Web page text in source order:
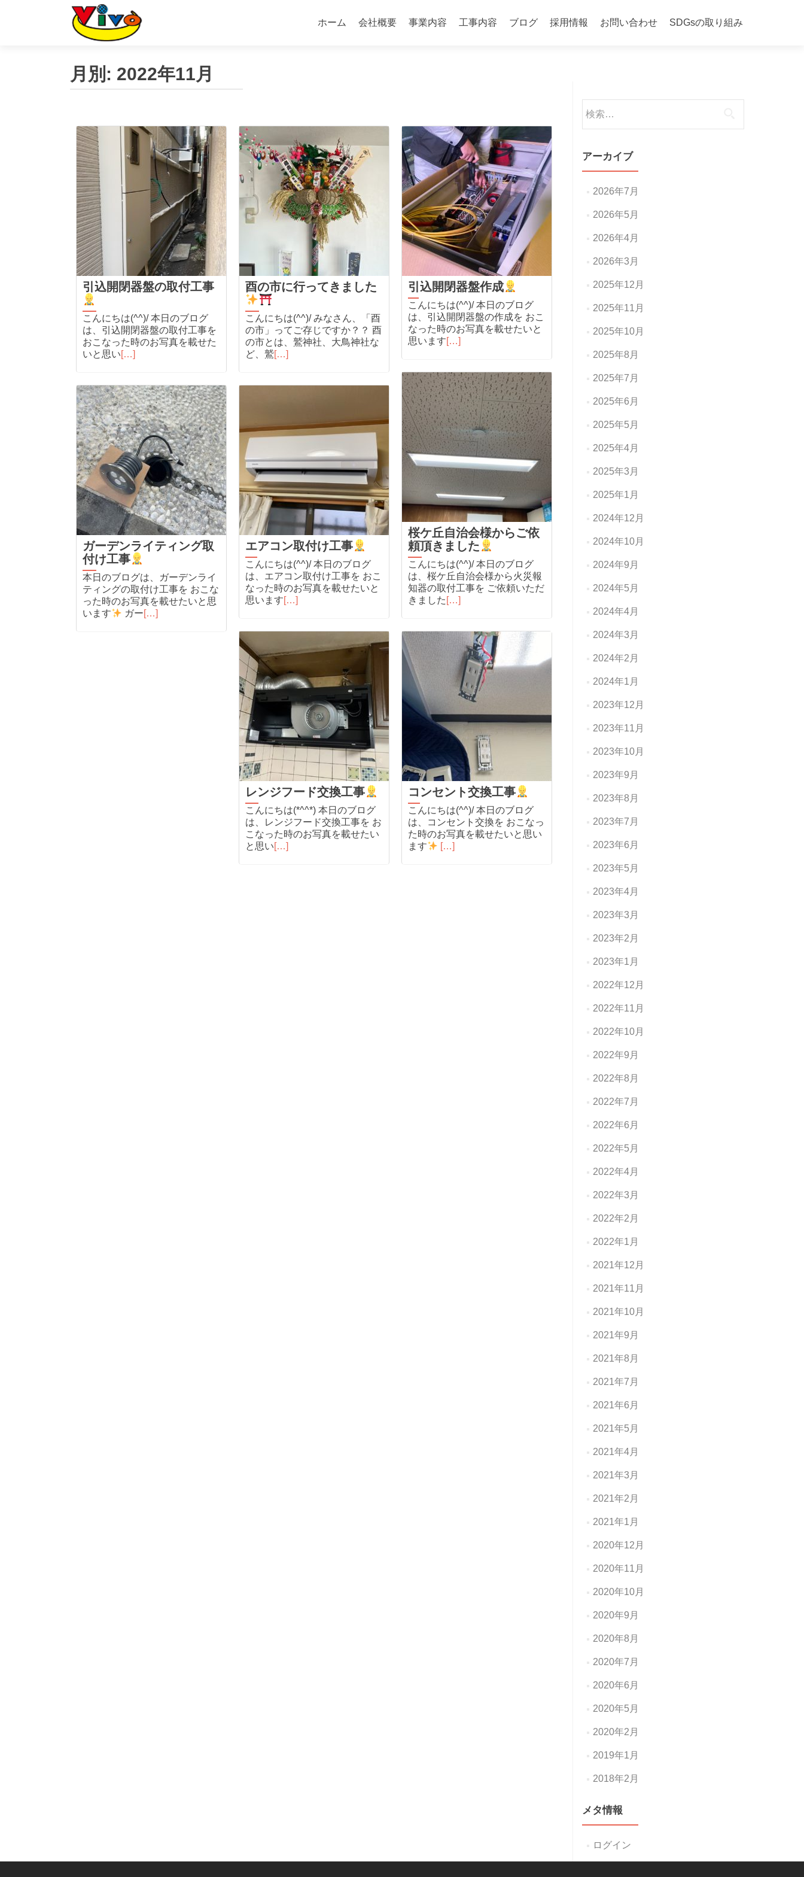
ン
ホーム 会社概要 事業内容 工事内容 ブログ 採用情報 お問い合わせ SDGsの取り組み
月別: 2022年11月
引込開閉器盤の取付工事
こんにちは(^^)/ 本日のブログ
は、引込開閉器盤の取付工事を
おこなった時のお写真を載せた
いと思い[…]
酉の市に行ってきました
こんにちは(^^)/ みなさん、「酉
の市」ってご存じですか？？ 酉
の市とは、鷲神社、大鳥神社な
ど、鷲[…]
引込開閉器盤作成
こんにちは(^^)/ 本日のブログ
は、引込開閉器盤の作成を おこ
なった時のお写真を載せたいと
思います[…]
桜ケ丘自治会様からご依
頼頂きました
こんにちは(^^)/ 本日のブログ
は、桜ケ丘自治会様から火災報
知器の取付工事を ご依頼いただ
きました […]
ガーデンライティング取
付け工事
本日のブログは、ガーデンライ
ティングの取付け工事を おこな
った時のお写真を載せたいと思
います
ガー[…]
エアコン取付け工事
こんにちは(^^)/ 本日のブログ
は、エアコン取付け工事を おこ
なった時のお写真を載せたいと
思います[…]
レンジフード交換工事
こんにちは(*^^*) 本日のブログ
は、レンジフード交換工事を お
こなった時のお写真を載せたい
と思い[…]
コンセント交換工事
こんにちは(^^)/ 本日のブログ
は、コンセント交換を おこなっ
た時のお写真を載せたいと思い
ます
[…]
索:
アーカイブ
2026年7月
2026年5月
2026年4月
2026年3月
2025年12月
2025年11月
2025年10月
2025年8月
2025年7月
2025年6月
2025年5月
2025年4月
2025年3月
2025年1月
2024年12月
2024年10月
2024年9月
2024年5月
2024年4月
2024年3月
2024年2月
2024年1月
2023年12月
2023年11月
2023年10月
2023年9月
2023年8月
2023年7月
2023年6月
2023年5月
2023年4月
2023年3月
2023年2月
2023年1月
2022年12月
2022年11月
2022年10月
2022年9月
2022年8月
2022年7月
2022年6月
2022年5月
2022年4月
2022年3月
2022年2月
2022年1月
2021年12月
2021年11月
2021年10月
2021年9月
2021年8月
2021年7月
2021年6月
2021年5月
2021年4月
2021年3月
2021年2月
2021年1月
2020年12月
2020年11月
2020年10月
2020年9月
2020年8月
2020年7月
2020年6月
2020年5月
2020年2月
2019年1月
2018年2月
メタ情報
ログイン